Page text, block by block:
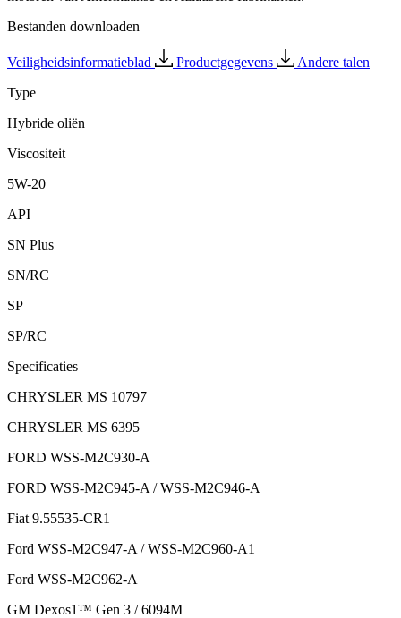
Bestanden downloaden
Veiligheidsinformatieblad Productgegevens
Andere talen
Type
Hybride oliën
Viscositeit
5W-20
API
SN Plus
SN/RC
SP
SP/RC
Specificaties
CHRYSLER MS 10797
CHRYSLER MS 6395
FORD WSS-M2C930-A
FORD WSS-M2C945-A / WSS-M2C946-A
Fiat 9.55535-CR1
Ford WSS-M2C947-A / WSS-M2C960-A1
Ford WSS-M2C962-A
GM Dexos1™ Gen 3 / 6094M